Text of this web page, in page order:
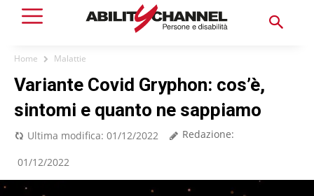
Home Malattie
Variante Covid Gryphon: cos’è,
sintomi e quanto ne sappiamo
Ultima modifica: 01/12/2022 Redazione:
01/12/2022